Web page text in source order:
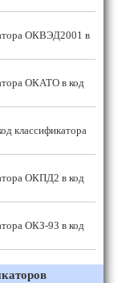
ОКВЭД2001 в
ОКАТО в код
классификатора
ОКПД2 в код
ОКЗ-93 в код